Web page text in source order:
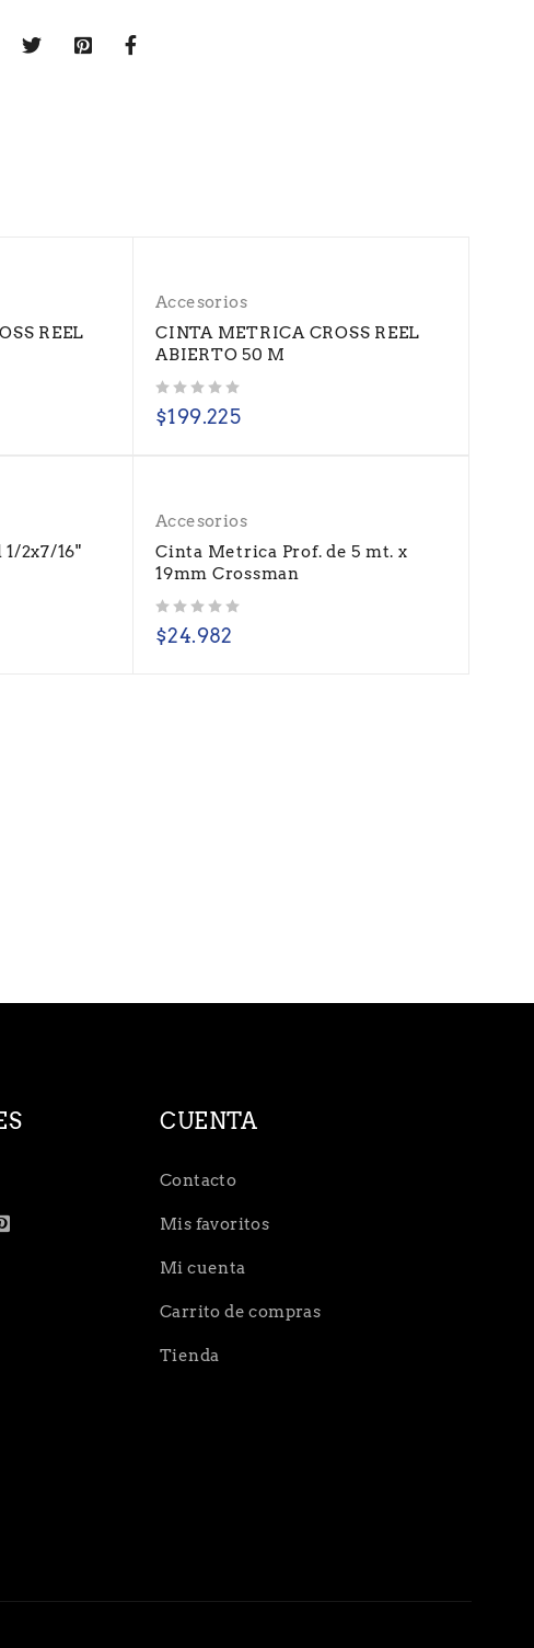
REEL
Accesorios
CINTA METRICA CROSS REEL
ABIERTO 50 M
$199.225
2x7/16"
Accesorios
Cinta Metrica Prof. de 5 mt. x
19mm Crossman
$24.982
CUENTA
Contacto
Mis favoritos
Mi cuenta
Carrito de compras
Tienda